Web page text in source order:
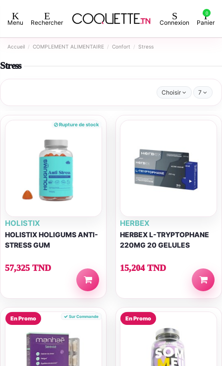
Menu Rechercher Connexion
0
Panier
Accueil COMPLEMENT ALIMENTAIRE Confort Stress
Stress
Choisir 7
Rupture de stock
HOLISTIX
HOLISTIX HOLIGUMS ANTI-
STRESS GUM
57,325 TND
HERBEX
HERBEX L-TRYPTOPHANE
220MG 20 GELULES
15,204 TND
En Promo Sur Commande En Promo